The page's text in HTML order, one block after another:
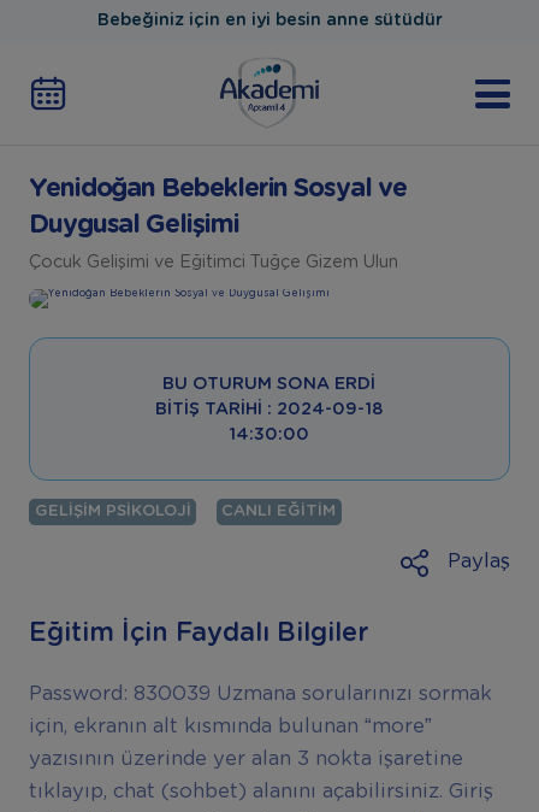
Bebeğiniz için en iyi besin anne sütüdür
Yenidoğan Bebeklerin Sosyal ve
Duygusal Gelişimi
Çocuk Gelişimi ve Eğitimci Tuğçe Gizem Ulun
BU OTURUM SONA ERDI
BITIŞ TARIHI : 2024-09-18
14:30:00
GELIŞIM PSIKOLOJI CANLI EĞITIM
Paylaş
Eğitim İçin Faydalı Bilgiler
Password: 830039 Uzmana sorularınızı sormak
için, ekranın alt kısmında bulunan “more”
yazısının üzerinde yer alan 3 nokta işaretine
tıklayıp, chat (sohbet) alanını açabilirsiniz. Giriş